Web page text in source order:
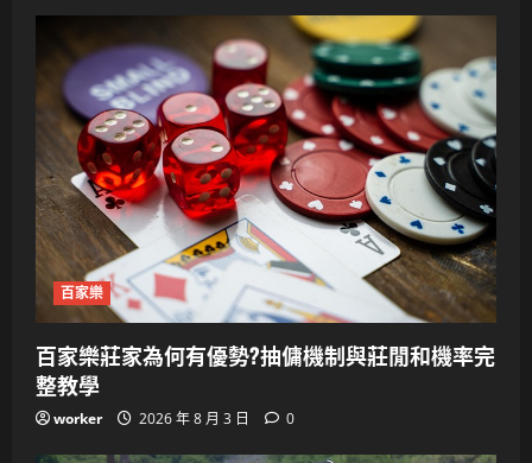
百家樂
百家樂莊家為何有優勢?抽傭機制與莊閒和機率完
整教學
worker 2026 年 8 月 3 日 0